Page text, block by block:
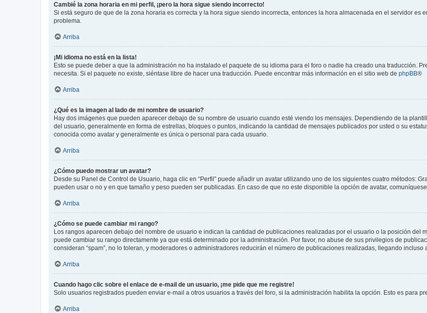
Cambié la zona horaria en mi perfil, ¡pero la hora sigue siendo incorrecto!
Si está seguro de que de la zona horaria es correcta y la hora sigue siendo incorrecta, entonces la hora almacenada en el servidor es
problema.
Arriba
¡Mi idioma no está en la lista!
Esto se puede deber a que la administración no ha instalado el paquete de su idioma para el foro o nadie ha creado una traducción.
necesita. Si el paquete no existe, siéntase libre de hacer una traducción. Puede encontrar más información en el sitio web de phpBB®
Arriba
¿Qué es la imagen al lado de mi nombre de usuario?
Hay dos imágenes que pueden aparecer debajo de su nombre de usuario cuando esté viendo los mensajes. Dependiendo de la
del usuario, generalmente en forma de estrellas, bloques o puntos, indicando la cantidad de mensajes publicados por usted o su
conocida como avatar y generalmente es única o personal para cada usuario.
Arriba
¿Cómo puedo mostrar un avatar?
Desde su Panel de Control de Usuario, haga clic en “Perfil” puede añadir un avatar utilizando uno de los siguientes cuatro métodos:
pueden usar o no y en que tamaño y peso pueden ser publicadas. En caso de que no este disponible la opción de avatar,
Arriba
¿Cómo se puede cambiar mi rango?
Los rangos aparecen debajo del nombre de usuario e indican la cantidad de publicaciones realizadas por el usuario o la posición del
puede cambiar su rango directamente ya que está determinado por la administración. Por favor, no abuse de sus privilegios de
consideran “spam”, no lo toleran, y moderadores o administradores reducirán el número de publicaciones realizadas, llegando incluso
Arriba
Cuando hago clic sobre el enlace de e-mail de un usuario, ¡me pide que me registre!
Solo usuarios registrados pueden enviar e-mail a otros usuarios a través del foro, si la administración habilita la opción. Esto es para
Arriba